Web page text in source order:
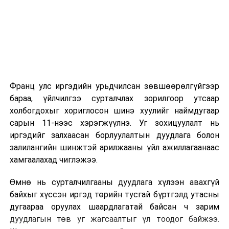
2026 оны 9 дүгээр сарын 13-наас оюутнуудыг
дотуур байранд оруулж эхэлнэ.
Сургууль, цэцэрлэгийн үйл ажиллагааны
зохицуулалт
2026 оны 8 дугаар сарын 17–28-ны өдрүүдэд
байранд элсэлт, бүртгэл болон бусад аливаа
арга хэмжээ зохион байгуулахгүй болно.
Франц улс иргэдийн урьдчилсан зөвшөөрөлгүйгээр
бараа, үйлчилгээ сурталчлах зорилгоор утсаар
холбогдохыг хориглосон шинэ хуулийг наймдугаар
сарын 11-нээс хэрэгжүүлнэ. Уг зохицуулалт нь
иргэдийг залхаасан борлуулалтын дуудлага болон
залилангийн шинжтэй арилжааны үйл ажиллагаанаас
хамгаалахад чиглэжээ.
Өмнө нь сурталчилгааны дуудлага хүлээн авахгүй
байхыг хүссэн иргэд төрийн тусгай бүртгэлд утасны
дугаараа оруулах шаардлагатай байсан ч зарим
дуудлагын төв уг жагсаалтыг үл тоодог байжээ.